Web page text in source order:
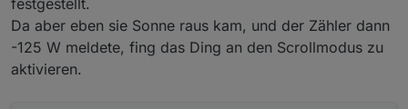
Da aber eben sie Sonne raus kam, und der Zähler dann
-125 W meldete, fing das Ding an den Scrollmodus zu
aktivieren.